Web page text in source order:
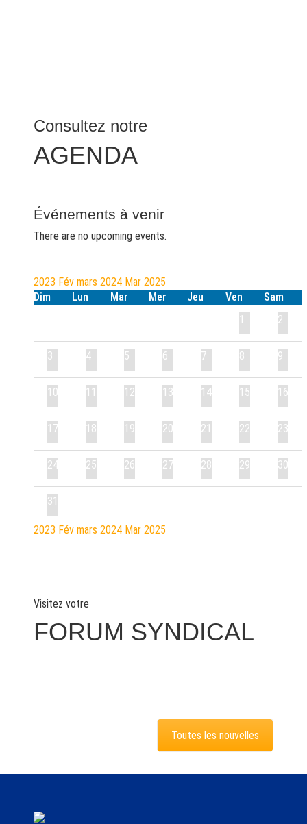
Consultez notre
AGENDA
Événements à venir
There are no upcoming events.
2023 Fév mars 2024 Mar 2025
Dim
Lun Mar Mer Jeu Ven
Sam
1
2
3 4 5 6 7 8 9
10 11 12 13 14 15 16
17 18 19 20 21 22 23
24 25 26 27 28 29 30
31
2023 Fév mars 2024 Mar 2025
Visitez votre
FORUM SYNDICAL
Toutes les nouvelles